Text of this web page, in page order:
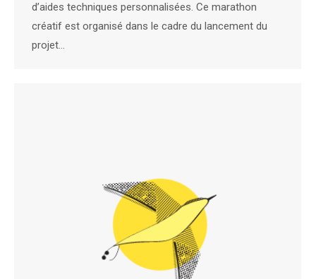
d’aides techniques personnalisées. Ce marathon
créatif est organisé dans le cadre du lancement du
projet…